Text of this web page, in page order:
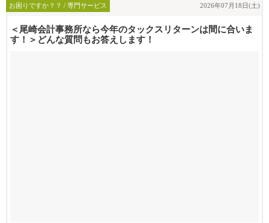
お困りですか？？ / 専門サービス 2026年07月18日(土)
＜尾崎会計事務所なら今年のタックスリターンは間に合いま
す！＞どんな質問もお答えします！